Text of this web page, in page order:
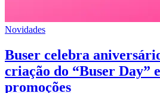
Novidades
Buser celebra
criação do “Buser Day”
promoções